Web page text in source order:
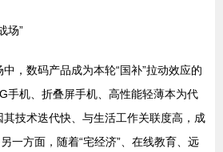
场”
，数码产品成为本轮“国补”拉动效应的
手机、折叠屏手机、高性能轻薄本为代
技术迭代快、与生活工作关联度高，成
一方面，随着“宅经济”、在线教育、远